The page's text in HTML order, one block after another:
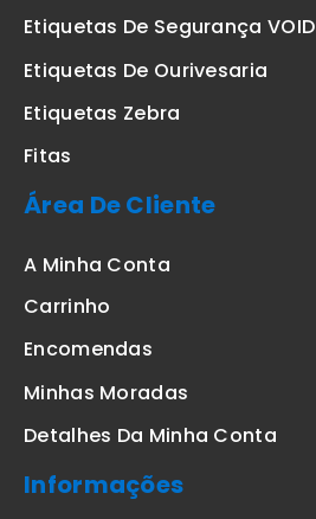
Etiquetas De Segurança VOID
Etiquetas De Ourivesaria
Etiquetas Zebra
Fitas
Área De Cliente
A Minha Conta
Carrinho
Encomendas
Minhas Moradas
Detalhes Da Minha Conta
Informações